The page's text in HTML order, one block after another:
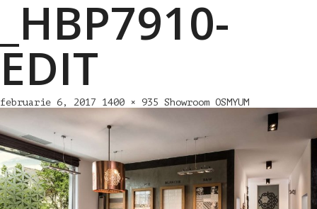
_HBP7910-
EDIT
februarie 6, 2017 1400 × 935 Showroom OSMYUM